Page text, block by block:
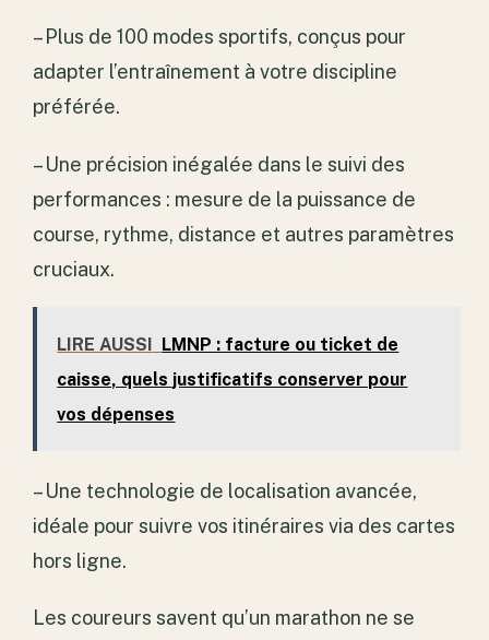
– Plus de 100 modes sportifs, conçus pour
adapter l’entraînement à votre discipline
préférée.
– Une précision inégalée dans le suivi des
performances : mesure de la puissance de
course, rythme, distance et autres paramètres
cruciaux.
LIRE AUSSI LMNP : facture ou ticket de
caisse, quels justificatifs conserver pour
vos dépenses
– Une technologie de localisation avancée,
idéale pour suivre vos itinéraires via des cartes
hors ligne.
Les coureurs savent qu’un marathon ne se